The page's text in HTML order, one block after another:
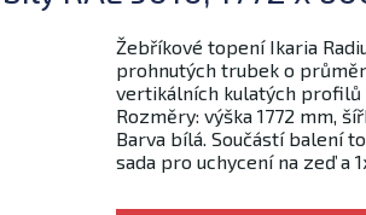
Žebříkové topení Ikaria
prohnutých trubek o
vertikálních kulatých profilů
Rozměry: výška 1772 mm,
Barva bílá. Součástí balení
sada pro uchycení na zeď a